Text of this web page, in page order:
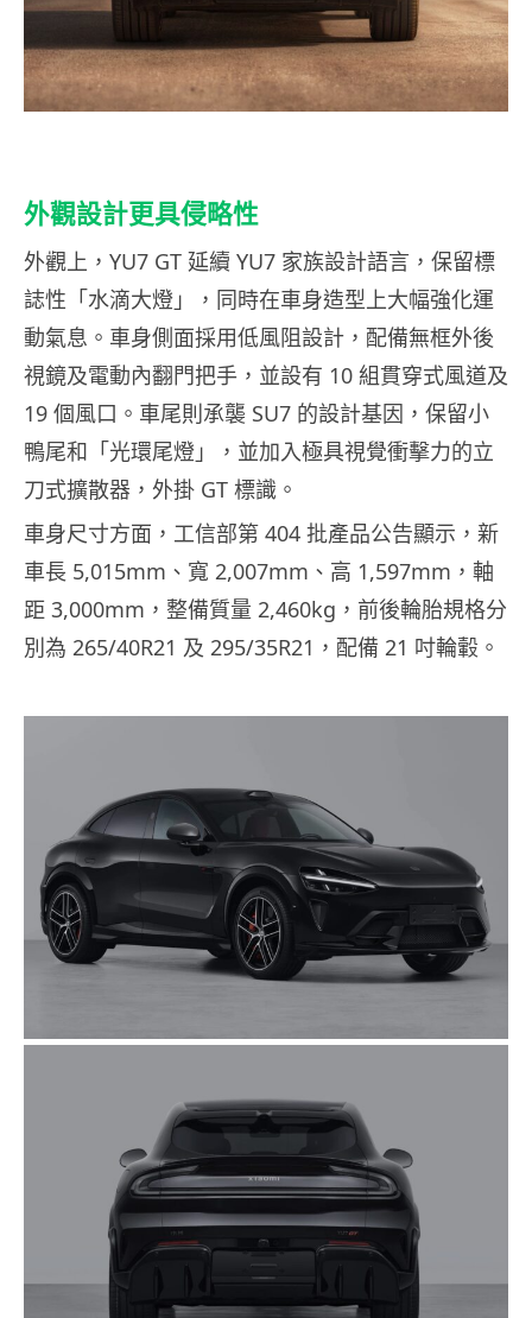
外觀設計更具侵略性
外觀上，YU7 GT 延續 YU7 家族設計語言，保留標
誌性「水滴大燈」，同時在車身造型上大幅強化運
動氣息。車身側面採用低風阻設計，配備無框外後
視鏡及電動內翻門把手，並設有 10 組貫穿式風道及
19 個風口。車尾則承襲 SU7 的設計基因，保留小
鴨尾和「光環尾燈」，並加入極具視覺衝擊力的立
刀式擴散器，外掛 GT 標識。
車身尺寸方面，工信部第 404 批產品公告顯示，新
車長 5,015mm、寬 2,007mm、高 1,597mm，軸
距 3,000mm，整備質量 2,460kg，前後輪胎規格分
別為 265/40R21 及 295/35R21，配備 21 吋輪轂。